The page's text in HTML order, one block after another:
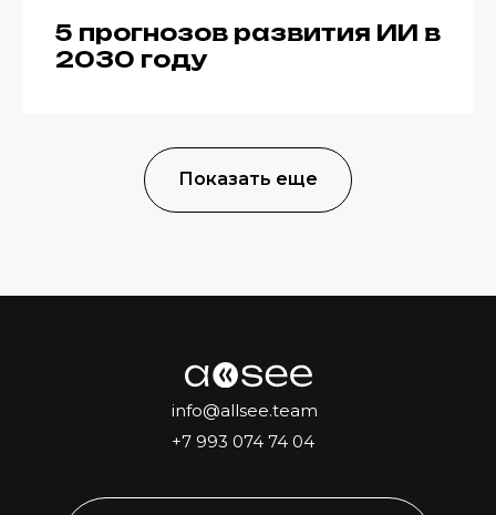
5 прогнозов развития ИИ в
2030 году
Показать еще
+7 993 074 74 04
info@allsee.team